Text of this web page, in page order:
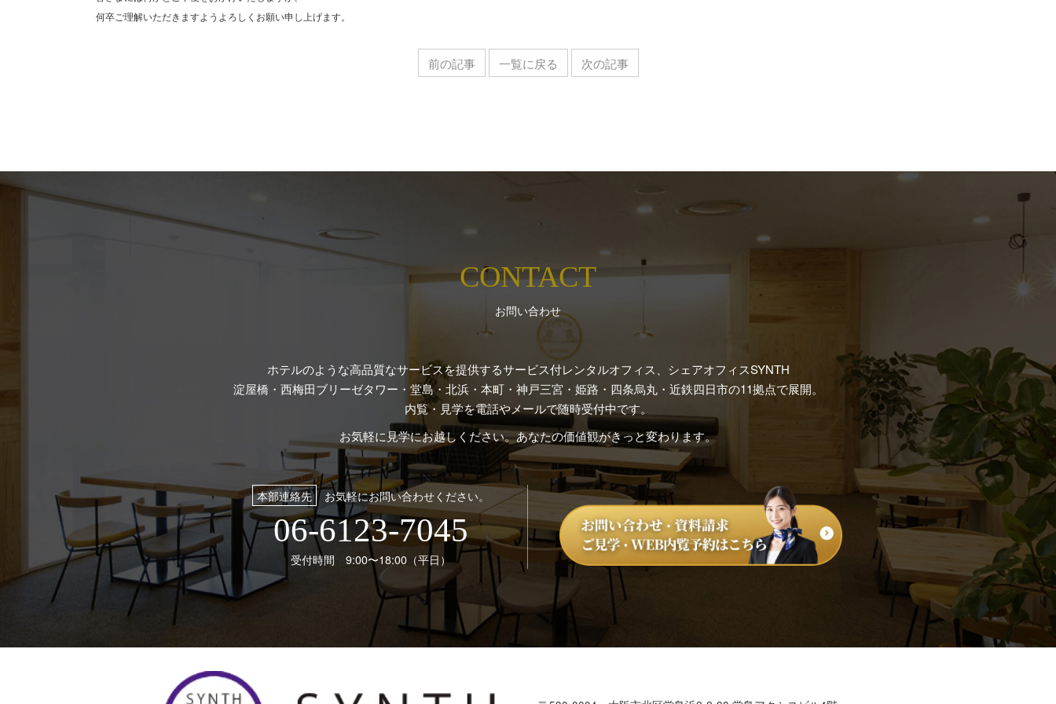
何卒ご理解いただきますようよろしくお願い申し上げます。
前の記事 一覧に戻る 次の記事
CONTACT
お問い合わせ
ホテルのような高品質なサービスを提供するサービス付レンタルオフィス、シェアオフィスSYNTH
淀屋橋・西梅田ブリーゼタワー・堂島・北浜・本町・神戸三宮・姫路・四条烏丸・近鉄四日市の11拠点で展開。
内覧・見学を電話やメールで随時受付中です。
お気軽に見学にお越しください。あなたの価値観がきっと変わります。
本部連絡先 お気軽にお問い合わせください。
06-6123-7045
受付時間 9:00〜18:00（平日）